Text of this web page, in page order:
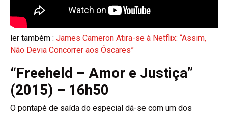
ler também : James Cameron Atira-se à Netflix: “Assim,
Não Devia Concorrer aos Óscares”
“Freeheld – Amor e Justiça”
(2015) – 16h50
O pontapé de saída do especial dá-se com um dos